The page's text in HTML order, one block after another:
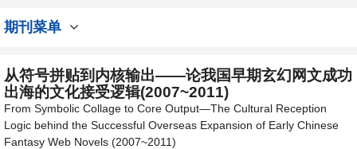
期刊菜单
从符号拼贴到内核输出——论我国早期玄幻网文成功
出海的文化接受逻辑(2007~2011)
From Symbolic Collage to Core Output—The Cultural Reception
Logic behind the Successful Overseas Expansion of Early Chinese
Fantasy Web Novels (2007~2011)